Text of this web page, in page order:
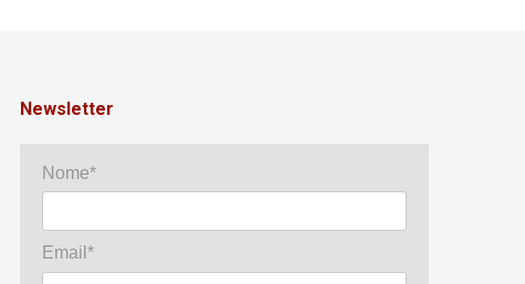
Newsletter
Nome*
Email*